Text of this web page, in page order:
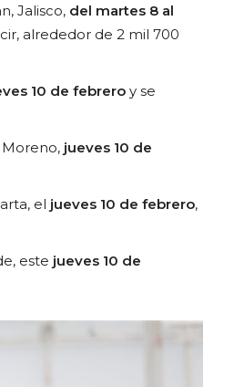
Jalisco, del martes 8 al
alrededor de 2 mil 700
10 de febrero y se
Moreno, jueves 10 de
el jueves 10 de febrero,
este jueves 10 de